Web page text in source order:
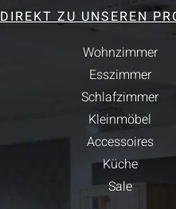
DIREKT ZU UNSEREN
Wohnzimmer
Esszimmer
Schlafzimmer
Kleinmöbel
Accessoires
Küche
Sale